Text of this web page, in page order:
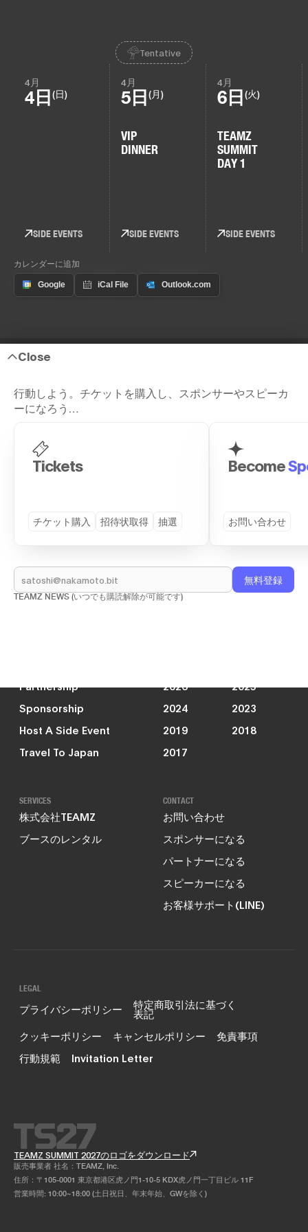
行動しよう。チケットを購入し、スポンサーやスピーカ
ーになろう…
Tickets
チケット購入 招待状取得 抽選
Become
お問い合わせ
TEAMZ NEWS (いつでも購読解除が可能です)
Close
Tentative
4月
4日 (日)
SIDE EVENTS
4月
5日 (月)
VIP
DINNER
SIDE EVENTS
4月
6日 (火)
TEAMZ
SUMMIT
DAY 1
SIDE EVENTS
カレンダーに追加
Site Map
会場
チケット購入
着物レンタルを見る
Partnership
Sponsorship
Host A Side Event
Travel To Japan
2026
2025
2024
2023
2019
2018
2017
SERVICES
株式会社TEAMZ
ブースのレンタル
CONTACT
お問い合わせ
スポンサーになる
パートナーになる
スピーカーになる
お客様サポート(LINE)
LEGAL
プライバシーポリシー 特定商取引法に基づく
表記
クッキーポリシー
キャンセルポリシー
免責事項
行動規範
Invitation Letter
TEAMZ SUMMIT 2027のロゴをダウンロード
販売事業者 社名：TEAMZ, Inc.
住所：〒105-0001 東京都港区虎ノ門1-10-5 KDX虎ノ門一丁目ビル 11F
営業時間: 10:00~18:00 (土日祝日、年末年始、GWを除く)